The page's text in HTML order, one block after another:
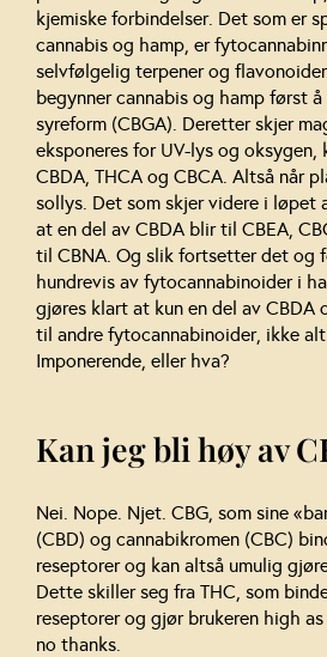
kjemiske forbindelser. Det som er
cannabis og hamp, er
selvfølgelig terpener og
begynner cannabis og hamp først å
syreform (CBGA). Deretter skjer
eksponeres for UV-lys og oksygen,
CBDA, THCA og CBCA. Altså når
sollys. Det som skjer videre i løpet
at en del av CBDA blir til CBEA,
til CBNA. Og slik fortsetter det og
hundrevis av fytocannabinoider i
gjøres klart at kun en del av CBDA
til andre fytocannabinoider, ikke alt
Imponerende, eller hva?
Kan jeg bli høy av
Nei. Nope. Njet. CBG, som sine
(CBD) og cannabikromen (CBC)
reseptorer og kan altså umulig
Dette skiller seg fra THC, som
reseptorer og gjør brukeren high
no thanks.